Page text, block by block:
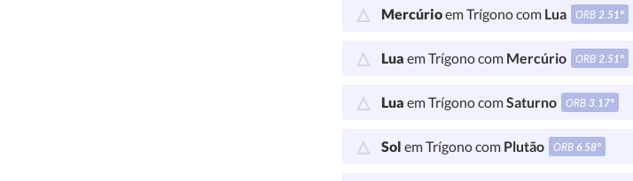
Mercúrioem Trígono com Lua ORB2.51°
Lua em Trígono com Mercúrio ORB2.51°
Lua em Trígono comSaturno ORB3.17°
Sol em Trígono com Plutão ORB6.58°